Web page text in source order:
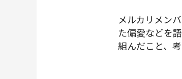
メルカリメン
た偏愛などを
組んだこと、